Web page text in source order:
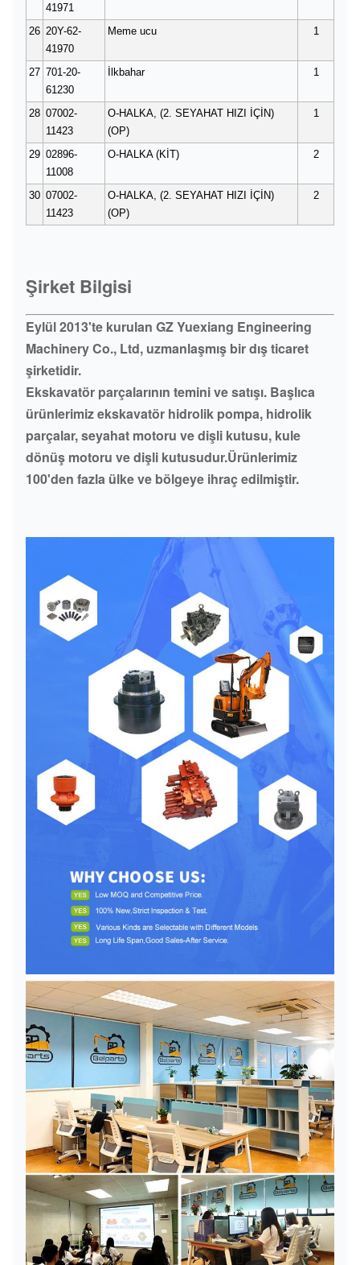
41971
26 20Y-62-
41970
Meme ucu 1
27 701-20-
61230
İlkbahar 1
28 07002-
11423
O-HALKA, (2. SEYAHAT HIZI İÇİN)
(OP)
1
29 02896-
11008
O-HALKA (KİT) 2
30 07002-
11423
O-HALKA, (2. SEYAHAT HIZI İÇİN)
(OP)
2
Şirket Bilgisi
Eylül 2013'te kurulan GZ Yuexiang Engineering
Machinery Co., Ltd, uzmanlaşmış bir dış ticaret
şirketidir.
Ekskavatör parçalarının temini ve satışı. Başlıca
ürünlerimiz ekskavatör hidrolik pompa, hidrolik
parçalar, seyahat motoru ve dişli kutusu, kule
dönüş motoru ve dişli kutusudur.Ürünlerimiz
100'den fazla ülke ve bölgeye ihraç edilmiştir.